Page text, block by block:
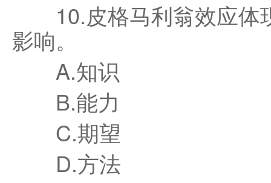
10.皮格马利翁效应
影响。
A.知识
B.能力
C.期望
D.方法